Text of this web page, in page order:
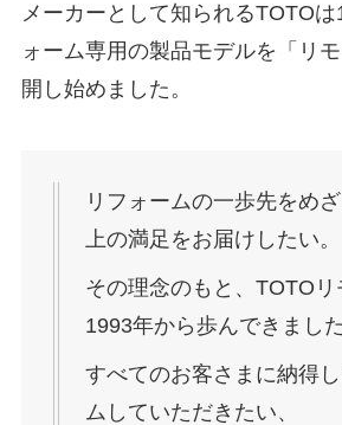
メーカーとして知られるTOTO
ォーム専用の製品モデルを「リ
開し始めました。
リフォームの一歩先をめ
上の満足をお届けしたい。
その理念のもと、TOTOリ
1993年から歩んできました
すべてのお客さまに納得
ムしていただきたい、